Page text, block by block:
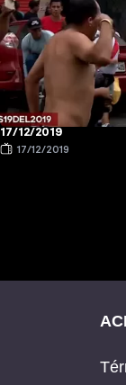
17/12/2019
17/12/2019